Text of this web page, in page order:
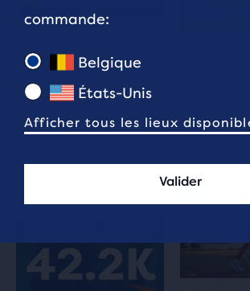
4 échauffements pour
courir en hiver par
commande:
Belgique
États-Unis
Afficher tous les lieux
Valider